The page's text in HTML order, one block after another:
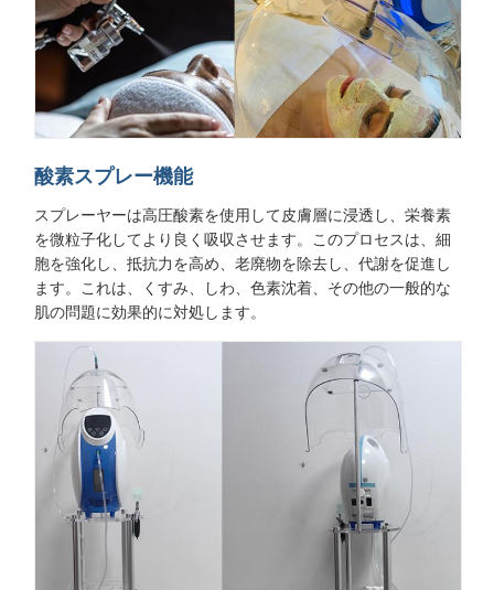
酸素スプレー機能
スプレーヤーは高圧酸素を使用して皮膚層に浸透し、栄養素
を微粒子化してより良く吸収させます。このプロセスは、細
胞を強化し、抵抗力を高め、老廃物を除去し、代謝を促進し
ます。これは、くすみ、しわ、色素沈着、その他の一般的な
肌の問題に効果的に対処します。